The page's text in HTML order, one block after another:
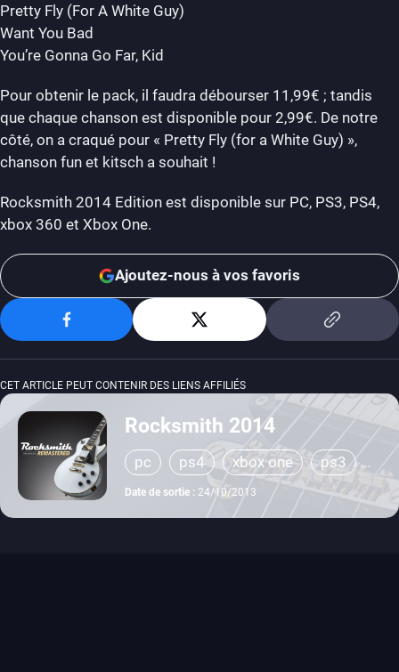
Pretty Fly (For A White Guy)
Want You Bad
You’re Gonna Go Far, Kid
Pour obtenir le pack, il faudra débourser 11,99€ ; tandis
que chaque chanson est disponible pour 2,99€. De notre
côté, on a craqué pour « Pretty Fly (for a White Guy) »,
chanson fun et kitsch a souhait !
Rocksmith 2014 Edition est disponible sur PC, PS3, PS4,
xbox 360 et Xbox One.
Ajoutez-nous à vos favoris
CET ARTICLE PEUT CONTENIR DES LIENS AFFILIÉS
Rocksmith 2014
pc ps4 xbox one
ps3
xbox 360
Date de sortie : 24/10/2013